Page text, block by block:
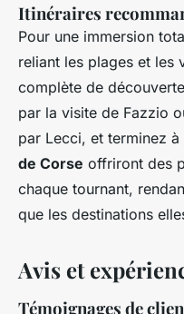
Itinéraires
Pour une immersion
reliant les plages et les
complète de
par la visite de Fazzio
par Lecci, et terminez à
de Corse offriront des
chaque tournant,
que les destinations
Avis et
Témoignages de